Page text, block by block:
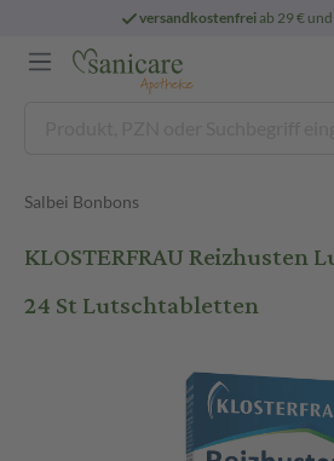
versandkostenfreiab 29 €
Salbei Bonbons
KLOSTERFRAU
24 St Lutschtabletten